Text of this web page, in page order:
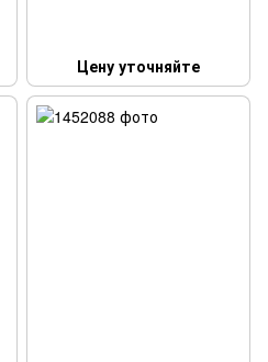
Цену уточняйте